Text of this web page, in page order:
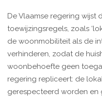
De Vlaamse regering
toewijzingsregels, zoals
de woonmobiliteit als de
verhinderen, zodat de
woonbehoefte geen
regering repliceert: de
gerespecteerd worden en